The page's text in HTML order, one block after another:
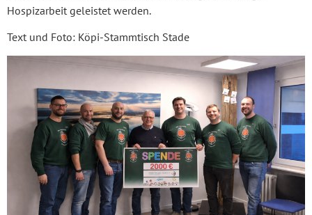
Hospizarbeit geleistet werden.
Text und Foto: Köpi-Stammtisch Stade